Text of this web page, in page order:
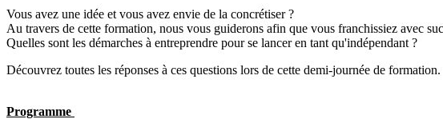
Vous avez une idée et vous avez envie de la concrétiser ?
Au travers de cette formation, nous vous guiderons afin que vous franchissiez avec
Quelles sont les démarches à entreprendre pour se lancer en tant qu'indépendant ?
Découvrez toutes les réponses à ces questions lors de cette demi-journée de formation.
Programme